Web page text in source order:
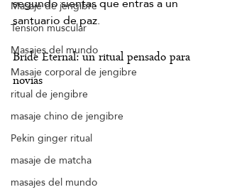
Masaje de jengibre
Tensión muscular
Masajes del mundo
Masaje corporal de jengibre
ritual de jengibre
masaje chino de jengibre
Pekín ginger ritual
masaje de matcha
masajes del mundo
santuario de paz.
Bride Eternal: un ritual pensado para
novias